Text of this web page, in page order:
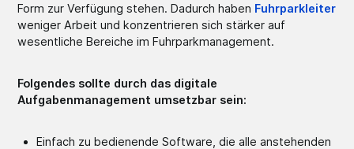
Form zur Verfügung stehen. Dadurch haben Fuhrparkleiter
weniger Arbeit und konzentrieren sich stärker auf
wesentliche Bereiche im Fuhrparkmanagement.
Folgendes sollte durch das digitale
Aufgabenmanagement umsetzbar sein:
Einfach zu bedienende Software, die alle anstehenden